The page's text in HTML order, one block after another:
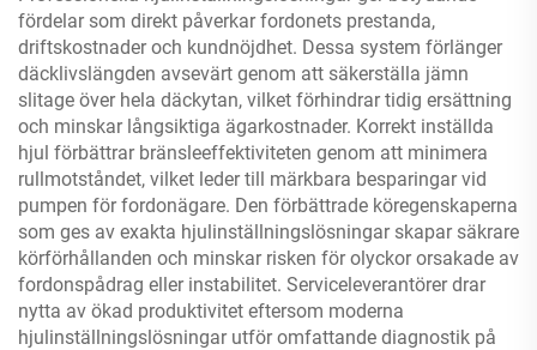
fördelar som direkt påverkar fordonets prestanda,
driftskostnader och kundnöjdhet. Dessa system förlänger
däcklivslängden avsevärt genom att säkerställa jämn
slitage över hela däckytan, vilket förhindrar tidig ersättning
och minskar långsiktiga ägarkostnader. Korrekt inställda
hjul förbättrar bränsleeffektiviteten genom att minimera
rullmotståndet, vilket leder till märkbara besparingar vid
pumpen för fordonägare. Den förbättrade köregenskaperna
som ges av exakta hjulinställningslösningar skapar säkrare
körförhållanden och minskar risken för olyckor orsakade av
fordonspådrag eller instabilitet. Serviceleverantörer drar
nytta av ökad produktivitet eftersom moderna
hjulinställningslösningar utför omfattande diagnostik på